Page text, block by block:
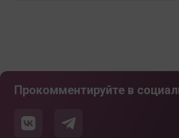
Прокомментируйте в